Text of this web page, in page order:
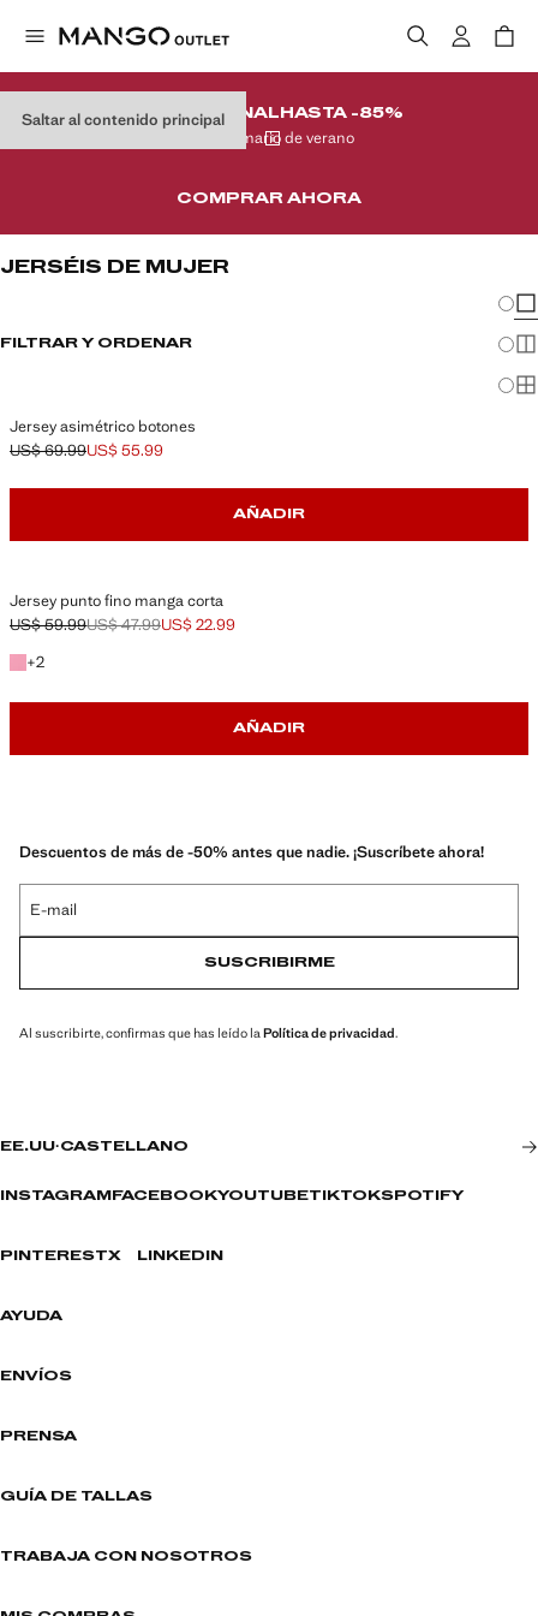
Saltar al contenido principal
REMATE FINAL HASTA -85%
En tu armario de verano
COMPRAR AHORA
JERSÉIS DE MUJER
FILTRAR Y ORDENAR
Jersey asimétrico botones
Precio inicial tachado [US$ 69.99 ]
US$ 69.99
Precio actual [US$ 55.99 ]
US$ 55.99
AÑADIR
Jersey punto fino manga corta
Precio inicial tachado [US$ 59.99 ]
US$ 59.99
Segundo precio tachado [US$ 47.99 ]
US$ 47.99
Precio actual [US$ 22.99 ]US$ 22.99
+2
+2 colores
AÑADIR
Descuentos de más de -50% antes que nadie. ¡Suscríbete ahora!
E-mail
SUSCRIBIRME
Al suscribirte, confirmas que has leído la Política de privacidad.
EE.UU·CASTELLANO
INSTAGRAM FACEBOOKYOUTUBETIKTOKSPOTIFY
PINTERESTX LINKEDIN
AYUDA
ENVÍOS
PRENSA
GUÍA DE TALLAS
TRABAJA CON NOSOTROS